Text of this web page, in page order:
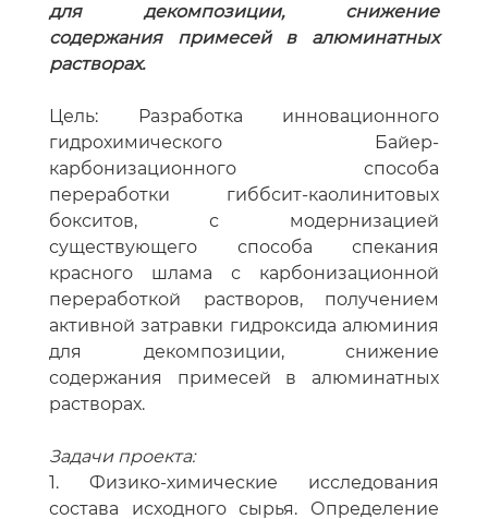
для декомпозиции, снижение
содержания примесей в алюминатных
растворах.
Цель: Разработка инновационного
гидрохимического Байер-
карбонизационного способа
переработки гиббсит-каолинитовых
бокситов, с модернизацией
существующего способа спекания
красного шлама с карбонизационной
переработкой растворов, получением
активной затравки гидроксида алюминия
для декомпозиции, снижение
содержания примесей в алюминатных
растворах.
Задачи проекта:
1. Физико-химические исследования
состава исходного сырья. Определение